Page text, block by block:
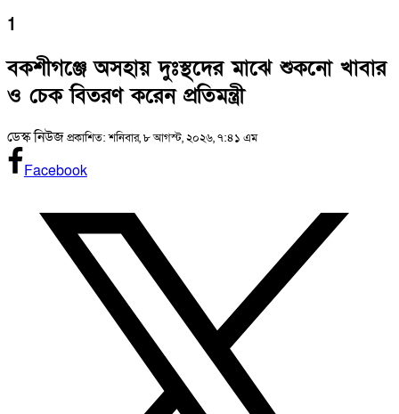
1
বকশীগঞ্জে অসহায় দুঃস্থদের মাঝে শুকনো খাবার
ও চেক বিতরণ করেন প্রতিমন্ত্রী
ডেস্ক নিউজপ্রকাশিত: শনিবার, ৮ আগস্ট, ২০২৬, ৭:৪১ এম
Facebook